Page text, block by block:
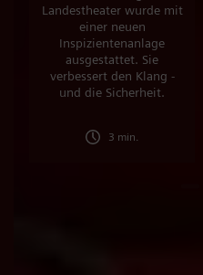
Landestheater wurde mit
einer neuen
Inspizientenanlage
ausgestattet. Sie
verbessert den Klang -
und die Sicherheit.
3 min.